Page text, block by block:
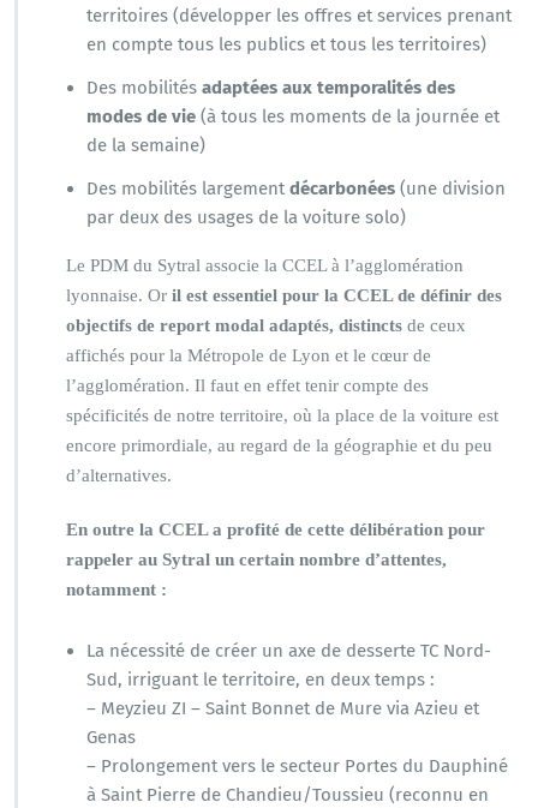
territoires (développer les offres et services prenant
en compte tous les publics et tous les territoires)
Des mobilités adaptées aux temporalités des
modes de vie (à tous les moments de la journée et
de la semaine)
Des mobilités largementdécarbonées (une division
par deux des usages de la voiture solo)
Le PDM du Sytral associe la CCEL à l’agglomération
lyonnaise. Or il est essentiel pour la CCEL de définir des
objectifs de report modal adaptés, distincts de ceux
affichés pour la Métropole de Lyon et le cœur de
l’agglomération. Il faut en effet tenir compte des
spécificités de notre territoire, où la place de la voiture est
encore primordiale, au regard de la géographie et du peu
d’alternatives.
En outre la CCEL a profité de cette délibération pour
rappeler au Sytral un certain nombre d’attentes,
notamment :
La nécessité de créer un axe de desserte TC Nord-
Sud, irriguant le territoire, en deux temps :
– Meyzieu ZI – Saint Bonnet de Mure via Azieu et
Genas
– Prolongement vers le secteur Portes du Dauphiné
à Saint Pierre de Chandieu/Toussieu (reconnu en